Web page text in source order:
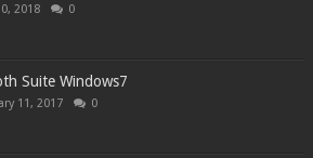
2018 0
Suite Windows7
11, 2017 0